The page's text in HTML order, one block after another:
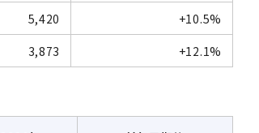
5,420
+10.5%
3,873 +12.1%